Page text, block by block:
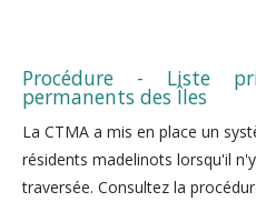
Procédure - Liste
permanents des Îles
La CTMA a mis en place un
résidents madelinots lorsqu'il
traversée. Consultez la